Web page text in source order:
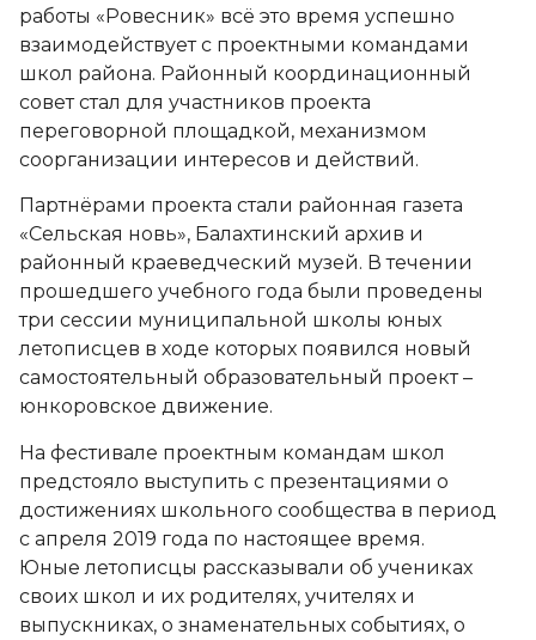
работы «Ровесник» всё это время успешно
взаимодействует с проектными командами
школ района. Районный координационный
совет стал для участников проекта
переговорной площадкой, механизмом
соорганизации интересов и действий.
Партнёрами проекта стали районная газета
«Сельская новь», Балахтинский архив и
районный краеведческий музей. В течении
прошедшего учебного года были проведены
три сессии муниципальной школы юных
летописцев в ходе которых появился новый
самостоятельный образовательный проект –
юнкоровское движение.
На фестивале проектным командам школ
предстояло выступить с презентациями о
достижениях школьного сообщества в период
с апреля 2019 года по настоящее время.
Юные летописцы рассказывали об учениках
своих школ и их родителях, учителях и
выпускниках, о знаменательных событиях, о